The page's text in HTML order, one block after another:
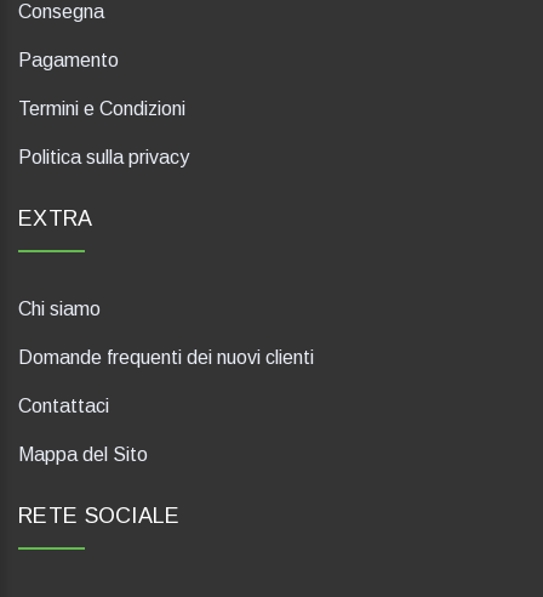
Consegna
Pagamento
Termini e Condizioni
Politica sulla privacy
EXTRA
Chi siamo
Domande frequenti dei nuovi clienti
Contattaci
Mappa del Sito
RETE SOCIALE